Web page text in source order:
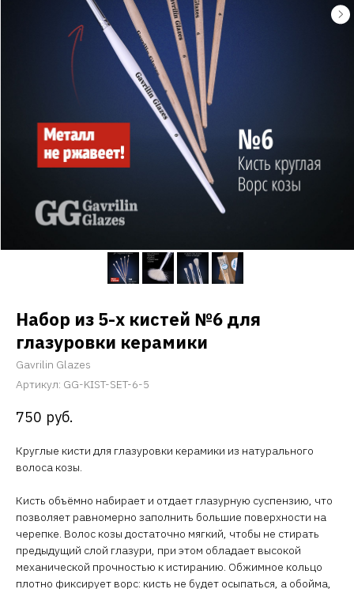
Набор из 5-х кистей №6 для
глазуровки керамики
Gavrilin Glazes
Артикул: GG-KIST-SET-6-5
750 руб.
Круглые кисти для глазуровки керамики из натурального
волоса козы.
Кисть объёмно набирает и отдает глазурную суспензию, что
позволяет равномерно заполнить большие поверхности на
черепке. Волос козы достаточно мягкий, чтобы не стирать
предыдущий слой глазури, при этом обладает высокой
механической прочностью к истиранию. Обжимное кольцо
плотно фиксирует ворс: кисть не будет осыпаться, а обойма,